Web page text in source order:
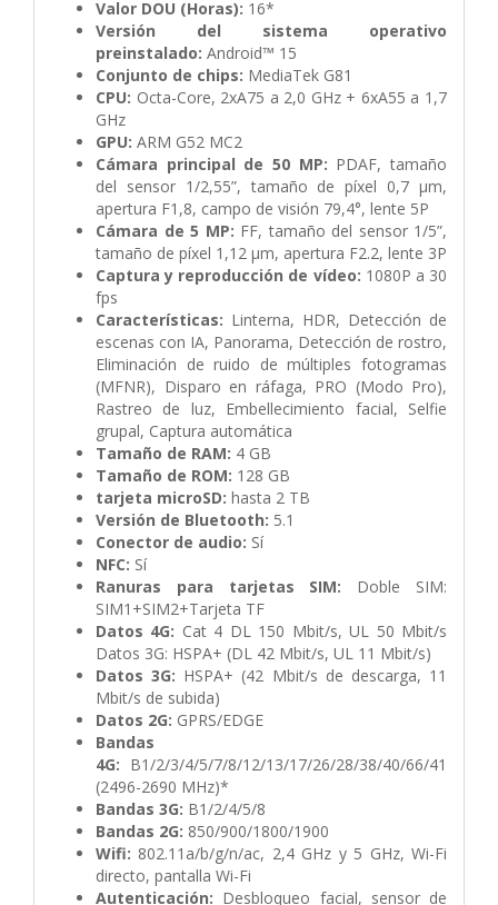
Valor DOU (Horas): 16*
Versión del sistema operativo
preinstalado: Android™ 15
Conjunto de chips: MediaTek G81
CPU: Octa-Core, 2xA75 a 2,0 GHz + 6xA55 a 1,7
GHz
GPU: ARM G52 MC2
Cámara principal de 50 MP: PDAF, tamaño
del sensor 1/2,55”, tamaño de píxel 0,7 μm,
apertura F1,8, campo de visión 79,4°, lente 5P
Cámara de 5 MP: FF, tamaño del sensor 1/5”,
tamaño de píxel 1,12 μm, apertura F2.2, lente 3P
Captura y reproducción de vídeo: 1080P a 30
fps
Características: Linterna, HDR, Detección de
escenas con IA, Panorama, Detección de rostro,
Eliminación de ruido de múltiples fotogramas
(MFNR), Disparo en ráfaga, PRO (Modo Pro),
Rastreo de luz, Embellecimiento facial, Selfie
grupal, Captura automática
Tamaño de RAM: 4 GB
Tamaño de ROM: 128 GB
tarjeta microSD: hasta 2 TB
Versión de Bluetooth: 5.1
Conector de audio: Sí
NFC: Sí
Ranuras para tarjetas SIM: Doble SIM:
SIM1+SIM2+Tarjeta TF
Datos 4G: Cat 4 DL 150 Mbit/s, UL 50 Mbit/s
Datos 3G: HSPA+ (DL 42 Mbit/s, UL 11 Mbit/s)
Datos 3G: HSPA+ (42 Mbit/s de descarga, 11
Mbit/s de subida)
Datos 2G: GPRS/EDGE
Bandas
4G: B1/2/3/4/5/7/8/12/13/17/26/28/38/40/66/41
(2496-2690 MHz)*
Bandas 3G: B1/2/4/5/8
Bandas 2G: 850/900/1800/1900
Wifi: 802.11a/b/g/n/ac, 2,4 GHz y 5 GHz, Wi-Fi
directo, pantalla Wi-Fi
Autenticación: Desbloqueo facial, sensor de